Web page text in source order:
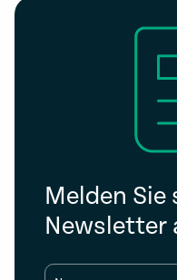
Melden
Newsletter